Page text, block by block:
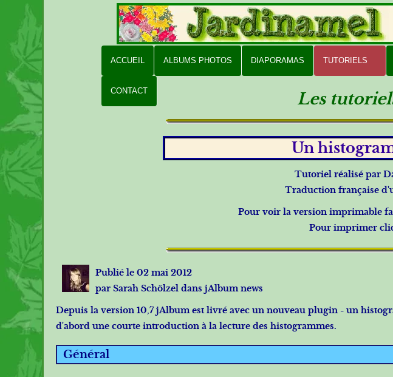
ACCUEIL ALBUMS PHOTOS DIAPORAMAS TUTORIELS
CONTACT Les
Un
Tutoriel réalisé par
Traduction française
Pour voir la version imprimable
Pour imprimer
Publié le 02 mai 2012
par Sarah Schölzel dans jAlbum news
Depuis la version 10,7 jAlbum est livré avec un nouveau plugin - un
d'abord une courte introduction à la lecture des histogrammes.
Général